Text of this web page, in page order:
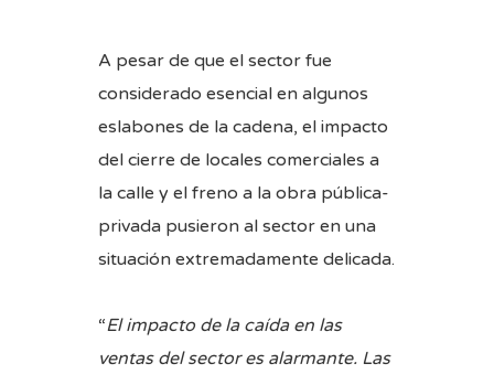
A pesar de que el sector fue
considerado esencial en algunos
eslabones de la cadena, el impacto
del cierre de locales comerciales a
la calle y el freno a la obra pública-
privada pusieron al sector en una
situación extremadamente delicada.
“El impacto de la caída en las
ventas del sector es alarmante. Las